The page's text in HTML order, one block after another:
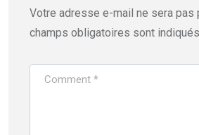
Votre adresse e-mail ne sera pas
champs obligatoires sont